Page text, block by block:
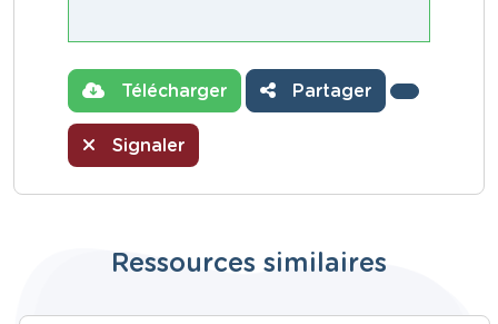
Télécharger Partager
Signaler
Ressources similaires